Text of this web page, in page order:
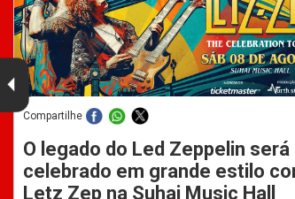
Compartilhe
O legado do Led Zeppelin será
celebrado em grande estilo
Letz Zep na Suhai Music Hall